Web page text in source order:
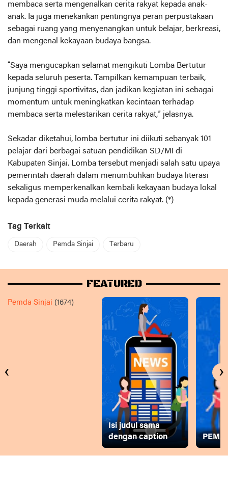
membaca serta mengenalkan cerita rakyat kepada anak-
anak. Ia juga menekankan pentingnya peran perpustakaan
sebagai ruang yang menyenangkan untuk belajar, berkreasi,
dan mengenal kekayaan budaya bangsa.
“Saya mengucapkan selamat mengikuti Lomba Bertutur
kepada seluruh peserta. Tampilkan kemampuan terbaik,
junjung tinggi sportivitas, dan jadikan kegiatan ini sebagai
momentum untuk meningkatkan kecintaan terhadap
membaca serta melestarikan cerita rakyat,” jelasnya.
Sekadar diketahui, lomba bertutur ini diikuti sebanyak 101
pelajar dari berbagai satuan pendidikan SD/MI di
Kabupaten Sinjai. Lomba tersebut menjadi salah satu upaya
pemerintah daerah dalam menumbuhkan budaya literasi
sekaligus memperkenalkan kembali kekayaan budaya lokal
kepada generasi muda melalui cerita rakyat. (*)
Tag Terkait
Daerah Pemda Sinjai Terbaru
FEATURED
Pemda Sinjai (1674)
Isi judul sama
dengan caption
‹ ›